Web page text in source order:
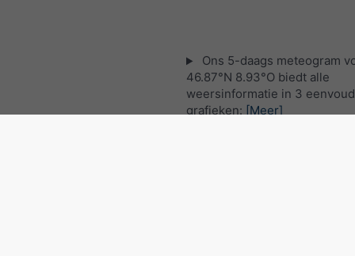
Ons 5-daags meteogram
46.87°N 8.93°O biedt alle
weersinformatie in 3
grafieken: [Meer]